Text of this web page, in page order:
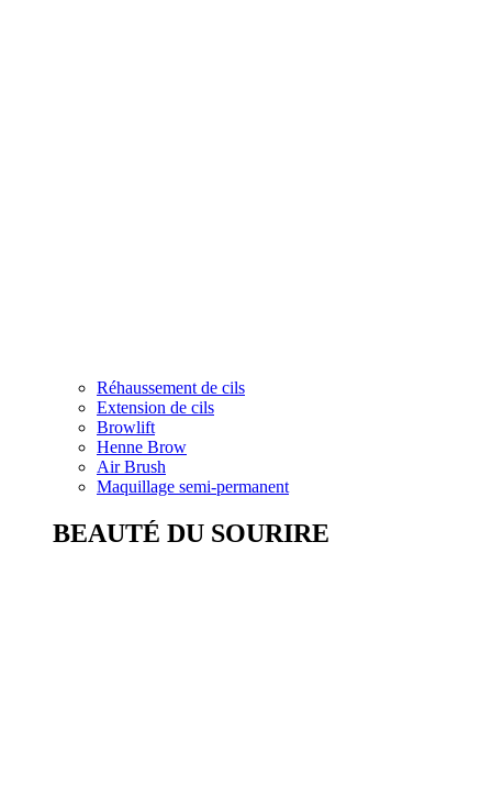
Réhaussement de cils
Extension de cils
Browlift
Henne Brow
Air Brush
Maquillage semi-permanent
BEAUTÉ DU SOURIRE